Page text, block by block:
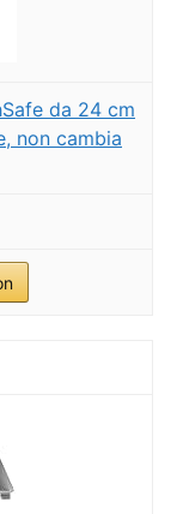
da 24 cm
non cambia